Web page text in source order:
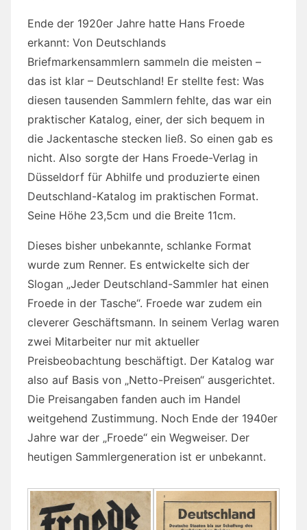
Ende der 1920er Jahre hatte Hans Froede
erkannt: Von Deutschlands
Briefmarkensammlern sammeln die meisten –
das ist klar – Deutschland! Er stellte fest: Was
diesen tausenden Sammlern fehlte, das war ein
praktischer Katalog, einer, der sich bequem in
die Jackentasche stecken ließ. So einen gab es
nicht. Also sorgte der Hans Froede-Verlag in
Düsseldorf für Abhilfe und produzierte einen
Deutschland-Katalog im praktischen Format.
Seine Höhe 23,5cm und die Breite 11cm.
Dieses bisher unbekannte, schlanke Format
wurde zum Renner. Es entwickelte sich der
Slogan „Jeder Deutschland-Sammler hat einen
Froede in der Tasche“. Froede war zudem ein
cleverer Geschäftsmann. In seinem Verlag waren
zwei Mitarbeiter nur mit aktueller
Preisbeobachtung beschäftigt. Der Katalog war
also auf Basis von „Netto-Preisen“ ausgerichtet.
Die Preisangaben fanden auch im Handel
weitgehend Zustimmung. Noch Ende der 1940er
Jahre war der „Froede“ ein Wegweiser. Der
heutigen Sammlergeneration ist er unbekannt.